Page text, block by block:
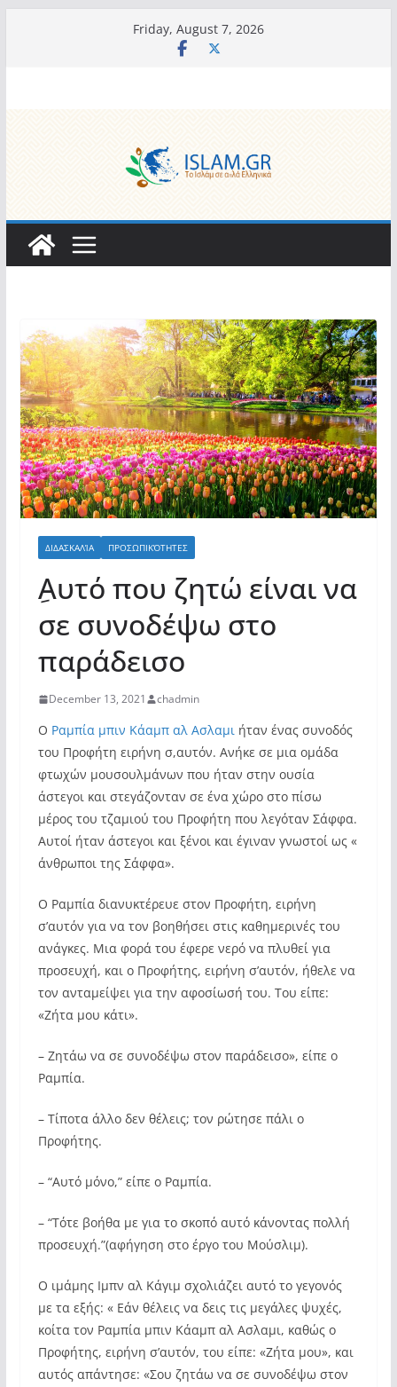
Friday, August 7, 2026
ΔΙΔΑΣΚΑΛΊΑ ΠΡΟΣΩΠΙΚΌΤΗΤΕΣ
ِΑυτό που ζητώ είναι να
σε συνοδέψω στο
παράδεισο
December 13, 2021 chadmin
Ο Ραμπία μπιν Κάαμπ αλ Ασλαμι ήταν ένας συνοδός
του Προφήτη ειρήνη σ,αυτόν. Ανήκε σε μια ομάδα
φτωχών μουσουλμάνων που ήταν στην ουσία
άστεγοι και στεγάζονταν σε ένα χώρο στο πίσω
μέρος του τζαμιού του Προφήτη που λεγόταν Σάφφα.
Αυτοί ήταν άστεγοι και ξένοι και έγιναν γνωστοί ως «
άνθρωποι της Σάφφα».
Ο Ραμπία διανυκτέρευε στον Προφήτη, ειρήνη
σ’αυτόν για να τον βοηθήσει στις καθημερινές του
ανάγκες. Μια φορά του έφερε νερό να πλυθεί για
προσευχή, και ο Προφήτης, ειρήνη σ’αυτόν, ήθελε να
τον ανταμείψει για την αφοσίωσή του. Του είπε:
«Ζήτα μου κάτι».
– Ζητάω να σε συνοδέψω στον παράδεισο», είπε ο
Ραμπία.
– Τίποτα άλλο δεν θέλεις; τον ρώτησε πάλι ο
Προφήτης.
– “Αυτό μόνο,” είπε ο Ραμπία.
– “Τότε βοήθα με για το σκοπό αυτό κάνοντας πολλή
προσευχή.”(αφήγηση στο έργο του Μούσλιμ).
Ο ιμάμης Ιμπν αλ Κάγιμ σχολιάζει αυτό το γεγονός
με τα εξής: « Εάν θέλεις να δεις τις μεγάλες ψυχές,
κοίτα τον Ραμπία μπιν Κάαμπ αλ Ασλαμι, καθώς ο
Προφήτης, ειρήνη σ’αυτόν, του είπε: «Ζήτα μου», και
αυτός απάντησε: «Σου ζητάω να σε συνοδέψω στον